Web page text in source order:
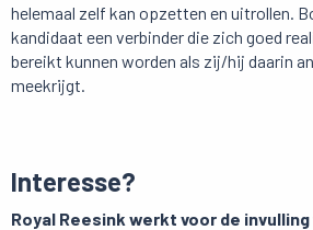
helemaal zelf kan opzetten en uitrollen.
kandidaat een verbinder die zich goed
bereikt kunnen worden als zij/hij daarin
meekrijgt.
Interesse?
Royal Reesink werkt voor de